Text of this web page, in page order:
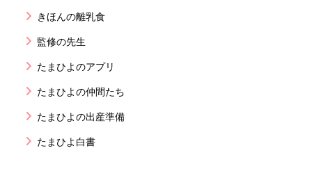
きほんの離乳食
監修の先生
たまひよのアプリ
たまひよの仲間たち
たまひよの出産準備
たまひよ白書